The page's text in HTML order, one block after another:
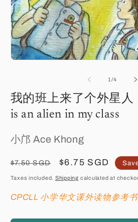
modal
1/of
4
我的班上来了个外星人
is an alien in my class
小邝 Ace Khong
Regular
price
$7.50 SGD
Sale
price
$6.75 SGD
Taxes included. Shipping calculated at
CPCLL 小学华文课外读物参考